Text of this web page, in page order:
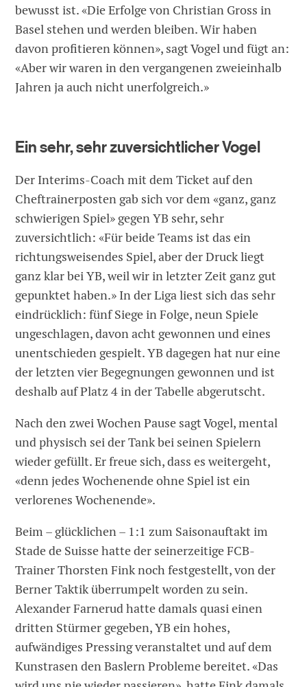
bewusst ist. «Die Erfolge von Christian Gross in
Basel stehen und werden bleiben. Wir haben
davon profitieren können», sagt Vogel und fügt an:
«Aber wir waren in den vergangenen zweieinhalb
Jahren ja auch nicht unerfolgreich.»
Ein sehr, sehr zuversichtlicher Vogel
Der Interims-Coach mit dem Ticket auf den
Cheftrainerposten gab sich vor dem «ganz, ganz
schwierigen Spiel» gegen YB sehr, sehr
zuversichtlich: «Für beide Teams ist das ein
richtungsweisendes Spiel, aber der Druck liegt
ganz klar bei YB, weil wir in letzter Zeit ganz gut
gepunktet haben.» In der Liga liest sich das sehr
eindrücklich: fünf Siege in Folge, neun Spiele
ungeschlagen, davon acht gewonnen und eines
unentschieden gespielt. YB dagegen hat nur eine
der letzten vier Begegnungen gewonnen und ist
deshalb auf Platz 4 in der Tabelle abgerutscht.
Nach den zwei Wochen Pause sagt Vogel, mental
und physisch sei der Tank bei seinen Spielern
wieder gefüllt. Er freue sich, dass es weitergeht,
«denn jedes Wochenende ohne Spiel ist ein
verlorenes Wochenende».
Beim – glücklichen – 1:1 zum Saisonauftakt im
Stade de Suisse hatte der seinerzeitige FCB-
Trainer Thorsten Fink noch festgestellt, von der
Berner Taktik überrumpelt worden zu sein.
Alexander Farnerud hatte damals quasi einen
dritten Stürmer gegeben, YB ein hohes,
aufwändiges Pressing veranstaltet und auf dem
Kunstrasen den Baslern Probleme bereitet. «Das